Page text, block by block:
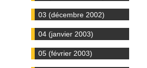
03 (décembre 2002)
04 (janvier 2003)
05 (février 2003)